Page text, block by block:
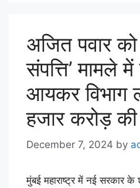
अजित पवार को
संपत्ति’ मामले
आयकर विभाग
हजार करोड़ की
December 7, 2024 by
मुंबई महाराष्ट्र में नई सरकार